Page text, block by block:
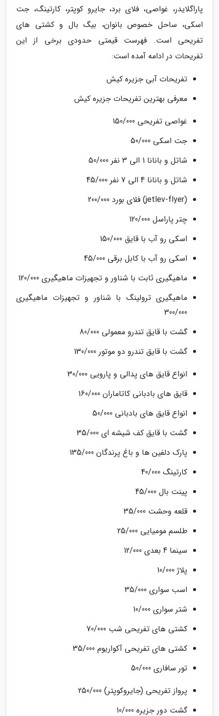
پاراگلایدر، غواصی، فلای برد، جایرو کوپتر، کارتینگ، جت
اسکی، ساحل خصوص بانوان، بیگ بال و کشتی های
تفریحی است. فهرست قیمتی حدودی برخی از این
تفریحات در ادامه آمده است:
تفریحات آبی جزیره کیش
معرفی بهترین تفریحات جزیره کیش
غواصی تفریحی 150/000
جت اسکی 50/000
شاتل و بانانا 1 الی 3 نفر 50/000
شاتل و بانانا 4 الی 7 نفر 45/000
(jetlev-flyer) فلای بورد 200/000
چتر پاراسل 120/000
اسکی رو آب با قایق 150/000
اسکی رو آب با کابل برقی 45/000
ماهیگیری ثابت با شناور و تجهیزات ماهیگیری 120/000
ماهیگیری ترولینگ با شناور و تجهیزات ماهیگیری
300/000
گشت با قایق تندرو معمولی 80/000
گشت با قایق تندرو دو موتور 130/000
انواع قایق های پدالی و پارویی 30/000
قایق های بادبانی کاتاماران 160/000
انواع قایق های بادبانی 50/000
گشت با قایق کف شیشه ای 35/000
پارک دلفین ها و باغ پرندگان 135/000
کارتینگ 40/000
پینت بال 45/000
قلعه وحشت 35/000
طلسم مومیایی 25/000
سینما 4 بعدی 12/000
پلاژ 10/000
اسب سواری 35/000
شتر سواری 10/000
کشتی های تفریحی شب 70/000
کشتی های تفریحی آکواریوم 35/000
تور سافاری 50/000
پرواز تفریحی (جایروکوپتر) 250/000
گشت دور جزیره 10/000